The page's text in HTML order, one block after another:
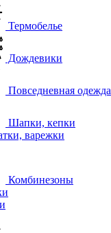
Термобелье
Дождевики
Повседневная одежда
Шапки, кепки
варежки
Комбинезоны